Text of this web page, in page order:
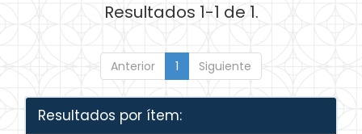
Resultados 1-1 de 1.
Anterior 1 Siguiente
Resultados por ítem: